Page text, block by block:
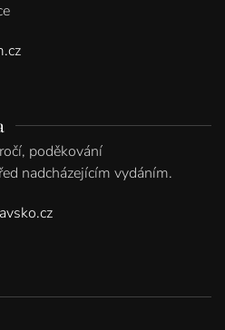
poděkování
nadcházejícím vydáním.